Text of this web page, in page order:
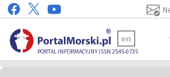
PORTAL INFORMACYJNY ISSN 2545-0735
en